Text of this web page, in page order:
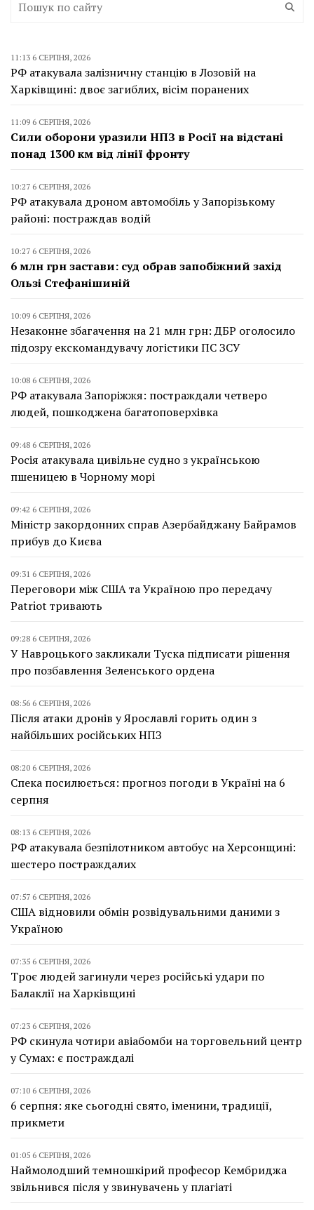
11:13 6 СЕРПНЯ, 2026
РФ атакувала залізничну станцію в Лозовій на
Харківщині: двоє загиблих, вісім поранених
11:09 6 СЕРПНЯ, 2026
Сили оборони уразили НПЗ в Росії на відстані
понад 1300 км від лінії фронту
10:27 6 СЕРПНЯ, 2026
РФ атакувала дроном автомобіль у Запорізькому
районі: постраждав водій
10:27 6 СЕРПНЯ, 2026
6 млн грн застави: суд обрав запобіжний захід
Ользі Стефанішиній
10:09 6 СЕРПНЯ, 2026
Незаконне збагачення на 21 млн грн: ДБР оголосило
підозру екскомандувачу логістики ПС ЗСУ
10:08 6 СЕРПНЯ, 2026
РФ атакувала Запоріжжя: постраждали четверо
людей, пошкоджена багатоповерхівка
09:48 6 СЕРПНЯ, 2026
Росія атакувала цивільне судно з українською
пшеницею в Чорному морі
09:42 6 СЕРПНЯ, 2026
Міністр закордонних справ Азербайджану Байрамов
прибув до Києва
09:31 6 СЕРПНЯ, 2026
Переговори між США та Україною про передачу
Patriot тривають
09:28 6 СЕРПНЯ, 2026
У Навроцького закликали Туска підписати рішення
про позбавлення Зеленського ордена
08:56 6 СЕРПНЯ, 2026
Після атаки дронів у Ярославлі горить один з
найбільших російських НПЗ
08:20 6 СЕРПНЯ, 2026
Спека посилюється: прогноз погоди в Україні на 6
серпня
08:13 6 СЕРПНЯ, 2026
РФ атакувала безпілотником автобус на Херсонщині:
шестеро постраждалих
07:57 6 СЕРПНЯ, 2026
США відновили обмін розвідувальними даними з
Україною
07:35 6 СЕРПНЯ, 2026
Троє людей загинули через російські удари по
Балаклії на Харківщині
07:23 6 СЕРПНЯ, 2026
РФ скинула чотири авіабомби на торговельний центр
у Сумах: є постраждалі
07:10 6 СЕРПНЯ, 2026
6 серпня: яке сьогодні свято, іменини, традиції,
прикмети
01:05 6 СЕРПНЯ, 2026
Наймолодший темношкірий професор Кембриджа
звільнився після у звинувачень у плагіаті